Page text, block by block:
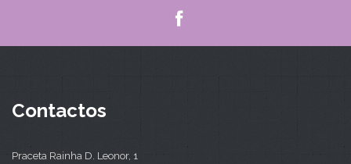
Contactos
Praceta Rainha D. Leonor, 1